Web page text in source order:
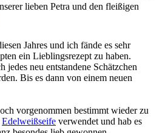
lieben Petra und den fleißigen
Jahres und ich fände es sehr
ein Lieblingsrezept zu haben.
jedes neu entstandene Schätzchen
Bis es dann von einem neuen
vorgenommen bestimmt wieder zu
Edelweißseife verwendet und hab es